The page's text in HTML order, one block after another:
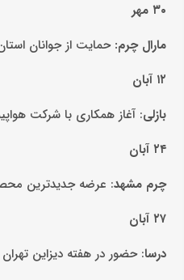
۳۰ مهر
مارال چرم: حمایت از جوانان
۱۲ آبان
بازلی: آغاز همکاری با شرکت
۲۴ آبان
چرم مشهد: عرضه جدیدترین
۲۷ آبان
درسا: حضور در هفته دیزاین تهران